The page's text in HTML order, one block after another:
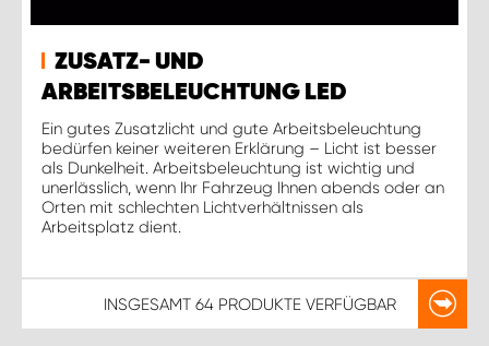
ZUSATZ- UND
ARBEITSBELEUCHTUNG LED
Ein gutes Zusatzlicht und gute Arbeitsbeleuchtung
bedürfen keiner weiteren Erklärung – Licht ist besser
als Dunkelheit. Arbeitsbeleuchtung ist wichtig und
unerlässlich, wenn Ihr Fahrzeug Ihnen abends oder an
Orten mit schlechten Lichtverhältnissen als
Arbeitsplatz dient.
INSGESAMT 64 PRODUKTE VERFÜGBAR